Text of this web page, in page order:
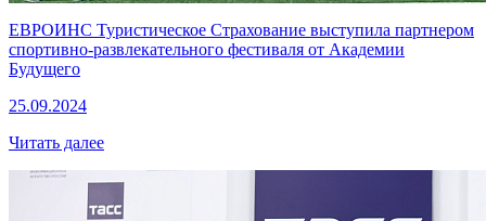
ЕВРОИНС Туристическое Страхование выступила партнером
спортивно-развлекательного фестиваля от Академии
Будущего
25.09.2024
Читать далее